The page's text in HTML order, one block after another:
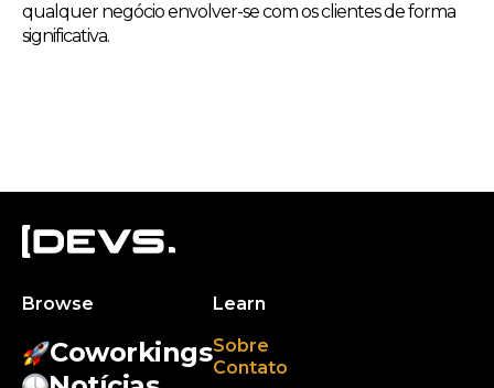
qualquer negócio envolver-se com os clientes de forma
significativa.
Browse
Coworkings
Learn
Sobre
Contato